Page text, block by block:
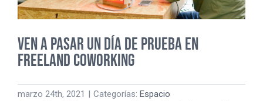
VEN A PASAR UN DÍA DE PRUEBA EN
FREELAND COWORKING
marzo 24th, 2021 Categorías: Espacio